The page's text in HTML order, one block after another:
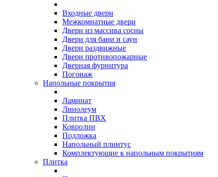
Входные двери
Межкомнатные двери
Двери из массива сосны
Двери для бани и саун
Двери раздвижные
Двери противопожарные
Дверная фурнитура
Погонаж
Напольные покрытия
Ламинат
Линолеум
Плитка ПВХ
Ковролин
Подложка
Напольный плинтус
Комплектующие к напольным покрытиям
Плитка